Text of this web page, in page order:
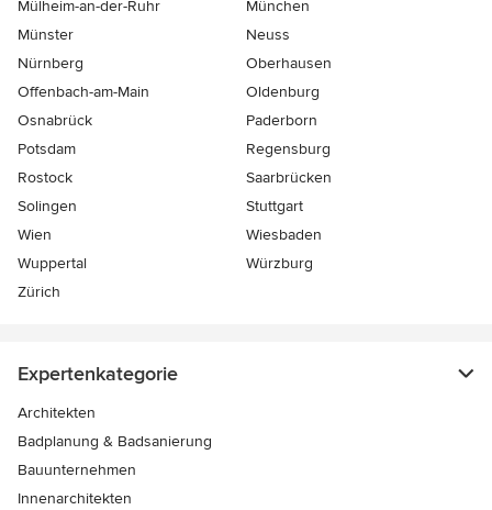
Mülheim-an-der-Ruhr
München
Münster
Neuss
Nürnberg
Oberhausen
Offenbach-am-Main
Oldenburg
Osnabrück
Paderborn
Potsdam
Regensburg
Rostock
Saarbrücken
Solingen
Stuttgart
Wien
Wiesbaden
Wuppertal
Würzburg
Zürich
Expertenkategorie
Architekten
Badplanung & Badsanierung
Bauunternehmen
Innenarchitekten